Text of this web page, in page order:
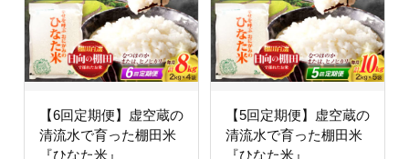
【6回定期便】虚空蔵の
清流水で育った棚田米
『ひなた米』
【5回定期便】虚空蔵の
清流水で育った棚田米
『ひなた米』